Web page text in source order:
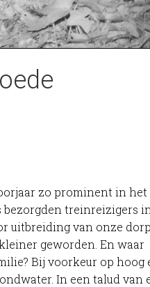
zo prominent in het
bezorgden treinreizigers in
uitbreiding van onze
geworden. En waar
Bij voorkeur op hoog
In een talud van